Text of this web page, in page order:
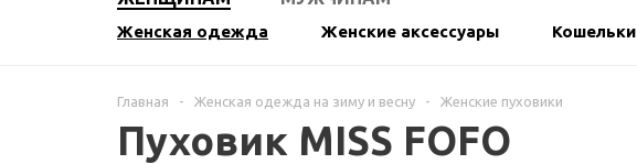
Женская одежда Женские аксессуары Кошельки
Главная - Женская одежда на зиму и весну - Женские пуховики
Пуховик MISS FOFO